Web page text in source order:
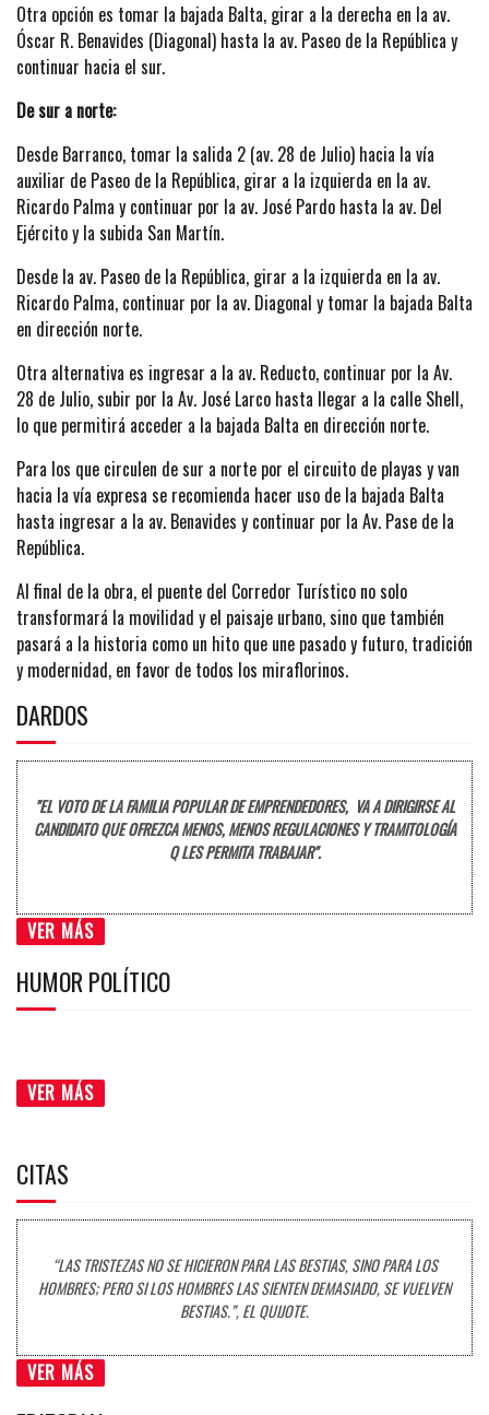
Otra opción es tomar la bajada Balta, girar a la derecha en la av.
Óscar R. Benavides (Diagonal) hasta la av. Paseo de la República y
continuar hacia el sur.
De sur a norte:
Desde Barranco, tomar la salida 2 (av. 28 de Julio) hacia la vía
auxiliar de Paseo de la República, girar a la izquierda en la av.
Ricardo Palma y continuar por la av. José Pardo hasta la av. Del
Ejército y la subida San Martín.
Desde la av. Paseo de la República, girar a la izquierda en la av.
Ricardo Palma, continuar por la av. Diagonal y tomar la bajada Balta
en dirección norte.
Otra alternativa es ingresar a la av. Reducto, continuar por la Av.
28 de Julio, subir por la Av. José Larco hasta llegar a la calle Shell,
lo que permitirá acceder a la bajada Balta en dirección norte.
Para los que circulen de sur a norte por el circuito de playas y van
hacia la vía expresa se recomienda hacer uso de la bajada Balta
hasta ingresar a la av. Benavides y continuar por la Av. Pase de la
República.
Al final de la obra, el puente del Corredor Turístico no solo
transformará la movilidad y el paisaje urbano, sino que también
pasará a la historia como un hito que une pasado y futuro, tradición
y modernidad, en favor de todos los miraflorinos.
DARDOS
"EL VOTO DE LA FAMILIA POPULAR DE EMPRENDEDORES, VA A DIRIGIRSE AL
CANDIDATO QUE OFREZCA MENOS, MENOS REGULACIONES Y TRAMITOLOGÍA
Q LES PERMITA TRABAJAR".
VER MÁS
HUMOR POLÍTICO
VER MÁS
CITAS
“LAS TRISTEZAS NO SE HICIERON PARA LAS BESTIAS, SINO PARA LOS
HOMBRES; PERO SI LOS HOMBRES LAS SIENTEN DEMASIADO, SE VUELVEN
BESTIAS.”, EL QUIJOTE.
VER MÁS